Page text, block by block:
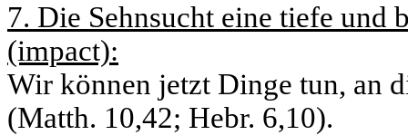
7. Die Sehnsucht eine tiefe und
(impact):
Wir können jetzt Dinge tun, an
(Matth. 10,42; Hebr. 6,10).